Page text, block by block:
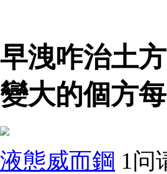
早洩咋治土
變大的個方
液態威而鋼 1问